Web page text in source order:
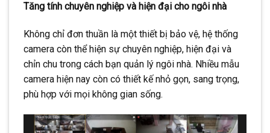
Tăng tính chuyên nghiệp và hiện đại cho ngôi nhà
Không chỉ đơn thuần là một thiết bị bảo vệ, hệ thống
camera còn thể hiện sự chuyên nghiệp, hiện đại và
chỉn chu trong cách bạn quản lý ngôi nhà. Nhiều mẫu
camera hiện nay còn có thiết kế nhỏ gọn, sang trọng,
phù hợp với mọi không gian sống.